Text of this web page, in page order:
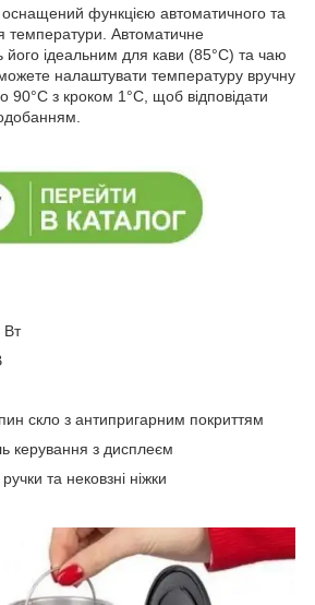
функцією автоматичного та
температури. Автоматичне
ідеальним для кави (85°C) та чаю
налаштувати температуру вручну
90°C з кроком 1°C, щоб відповідати
Вт
скло з антипригарним покриттям
керування з дисплеєм
та нековзні ніжки